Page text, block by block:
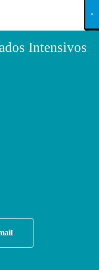
Intensivos
X
×
×
×
×
×
×
×
×
×
×
×
×
×
×
×
×
×
×
×
×
×
×
×
×
×
×
×
×
×
×
×
×
×
×
×
×
×
×
×
×
×
×
×
×
×
×
×
×
×
×
×
×
×
×
×
×
×
×
×
×
×
×
×
×
×
×
×
×
×
×
×
×
×
×
×
×
×
×
×
×
×
×
×
×
×
×
×
×
×
×
×
×
×
×
×
×
×
×
×
×
×
×
×
×
×
×
×
×
×
×
×
×
×
×
×
×
×
×
×
×
×
×
×
×
×
×
×
×
×
×
×
×
×
×
×
×
×
×
×
×
×
×
×
×
×
×
×
×
×
×
×
×
×
×
×
×
×
×
×
×
×
×
×
×
×
×
×
×
×
×
×
×
×
×
×
×
×
×
×
×
×
×
×
×
×
×
×
×
×
×
×
×
×
×
×
×
×
×
×
×
×
×
×
×
×
×
×
×
×
×
×
×
×
×
×
×